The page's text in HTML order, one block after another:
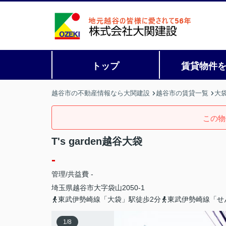
トップ 賃貸物件
越谷市の不動産情報なら大関建設 越谷市の賃貸一覧 大
この
T's garden越谷大袋
-
管理/共益費 -
埼玉県越谷市大字袋山2050-1
東武伊勢崎線「大袋」駅徒歩2分
東武伊勢崎線「
1/8